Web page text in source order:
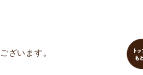
ざいます。